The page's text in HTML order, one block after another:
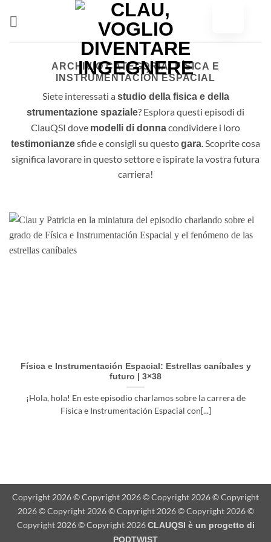
ARCHIVIO CATEGORIA:FÍSICA E
INSTRUMENTACIÓN ESPACIAL
Siete interessati a studio della fisica e della
strumentazione spaziale? Esplora questi episodi di
ClauQSI dove modelli di donnacondividere i loro
testimonianzesfide e consigli su questogara. Scoprite cosa
significa lavorare in questo settore e ispirate la vostra futura
carriera!
Física e Instrumentación Espacial: Estrellas caníbales y
futuro | 3×38
¡Hola, hola! En este episodio charlamos sobre la carrera de
Física e Instrumentación Espacial con[...]
Copyright 2026 © Copyright 2026 © Copyright 2026 © Copyright
2026 © Copyright 2026 © Copyright 2026 © Copyright 2026 ©
Copyright 2026 © Copyright 2026CLAUQSI è un progetto di
PODTWIST